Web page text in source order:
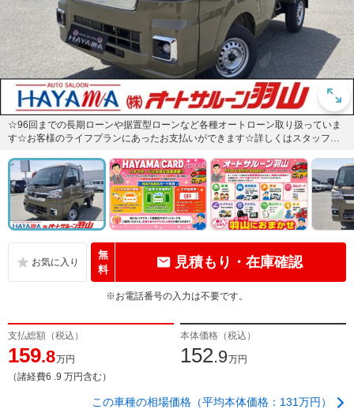
☆96回までの長期ローンや据置型ローンなど各種オートローン取り扱っていま
す☆お客様のライフプランにあったお支払いができます☆詳しくはスタッフま
無
料
見積もり・在庫確認
※お電話番号の入力は不要です。
支払総額（税込）
159.8万円
（諸経費6 .9 万円含む）
本体価格（税込）
152.9万円
この車種の相場価格（平均本体価格：131万円）